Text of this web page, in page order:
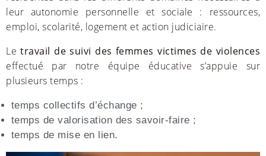
leur autonomie personnelle et sociale : ressources,
emploi, scolarité, logement et action judiciaire.
Letravail de suivi des femmes victimes de violences
effectué par notre équipe éducative s’appuie sur
plusieurs temps :
temps collectifs d’échange ;
temps de valorisation des savoir-faire ;
temps de mise en lien.